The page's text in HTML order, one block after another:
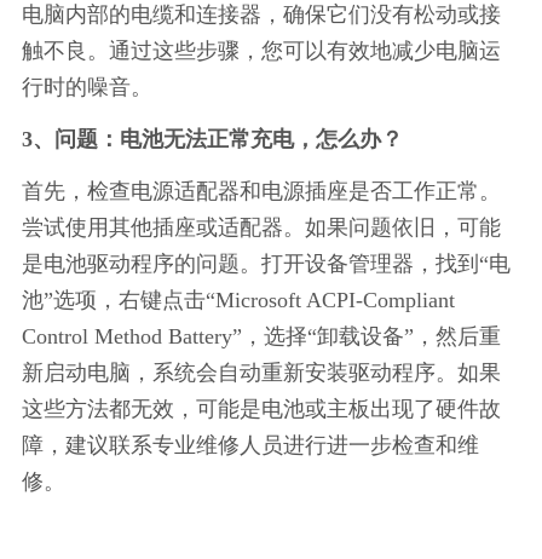
电脑内部的电缆和连接器，确保它们没有松动或接
触不良。通过这些步骤，您可以有效地减少电脑运
行时的噪音。
3、问题：电池无法正常充电，怎么办？
首先，检查电源适配器和电源插座是否工作正常。
尝试使用其他插座或适配器。如果问题依旧，可能
是电池驱动程序的问题。打开设备管理器，找到“电
池”选项，右键点击“Microsoft ACPI-Compliant
Control Method Battery”，选择“卸载设备”，然后重
新启动电脑，系统会自动重新安装驱动程序。如果
这些方法都无效，可能是电池或主板出现了硬件故
障，建议联系专业维修人员进行进一步检查和维
修。